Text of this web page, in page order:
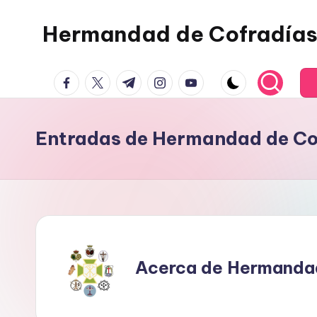
contenido
Hermandad de
facebook.com
twitter.com
t.me instagram.com
youtube.com
Entradas de Hermandad de
Acerca de